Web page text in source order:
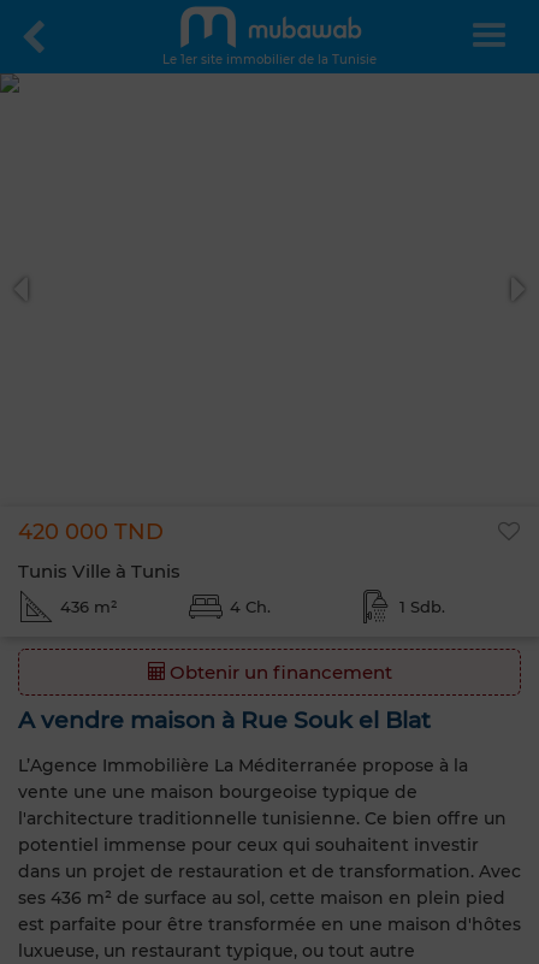
Le 1er site immobilier de la Tunisie
420 000 TND
Tunis Ville à Tunis
436 m² 4 Ch. 1 Sdb.
Obtenir un financement
A vendre maison à Rue Souk el Blat
L’Agence Immobilière La Méditerranée propose à la
vente une une maison bourgeoise typique de
l'architecture traditionnelle tunisienne. Ce bien offre un
potentiel immense pour ceux qui souhaitent investir
dans un projet de restauration et de transformation. Avec
ses 436 m² de surface au sol, cette maison en plein pied
est parfaite pour être transformée en une maison d'hôtes
luxueuse, un restaurant typique, ou tout autre